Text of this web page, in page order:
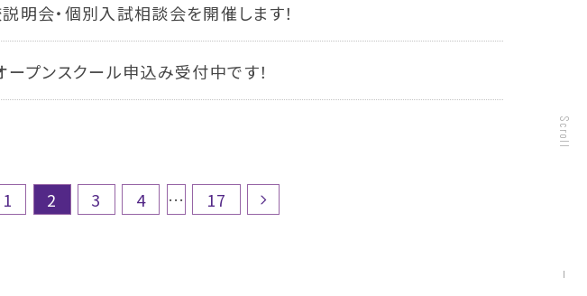
説明会・個別入試相談会を開催します！
プンスクール申込み受付中です！
1 2 3 4 … 17
Scroll